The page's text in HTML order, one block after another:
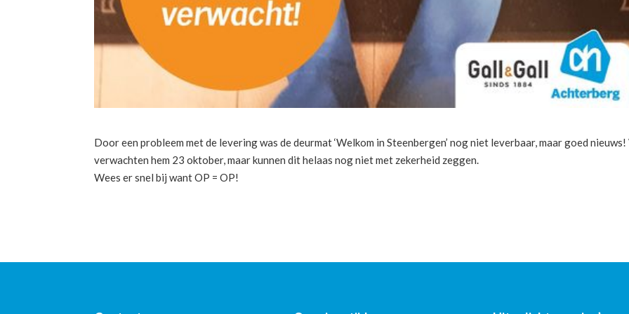
Door een probleem met de levering was de deurmat ‘Welkom in Steenbergen’ nog niet leverbaar, maar goed nieuws!
verwachten hem 23 oktober, maar kunnen dit helaas nog niet met zekerheid zeggen.
Wees er snel bij want OP = OP!